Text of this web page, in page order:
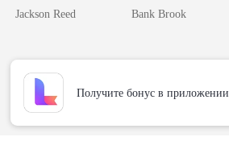
Брак с
Jackson Reed Bank Brook
Получите бонус в приложении